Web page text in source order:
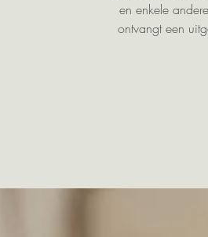
en enkele
ontvangt een